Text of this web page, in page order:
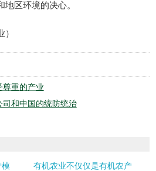
区环境的决心。
）
尊重的产业
司和中国的统防统治
模
有机农业不仅仅是有机农产